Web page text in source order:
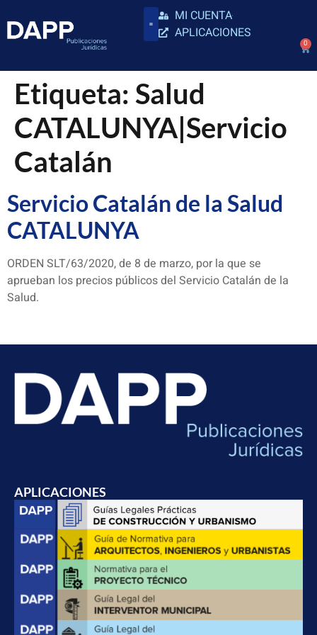
MI CUENTA
APLICACIONES
0
Etiqueta: Salud
CATALUNYA|Servicio
Catalán
Servicio Catalán de la Salud
CATALUNYA
ORDEN SLT/63/2020, de 8 de marzo, por la que se
aprueban los precios públicos del Servicio Catalán de la
Salud.
APLICACIONES